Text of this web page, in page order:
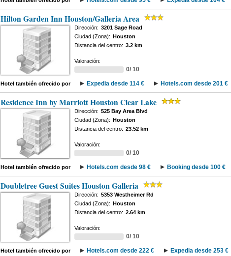
Hilton Garden Inn Houston/Galleria Area
Dirección: 3201 Sage Road
Ciudad (Zona): Houston
Distancia del centro: 3.2 km
Valoración:
0/ 10
Hotel también ofrecido por Expedia desde 114 € Hotels.com desde 201 €
Residence Inn by Marriott Houston Clear Lake
Dirección: 525 Bay Area Blvd
Ciudad (Zona): Houston
Distancia del centro: 23.52 km
Valoración:
0/ 10
Hotel también ofrecido por Hotels.com desde 98 € Booking desde 100 €
Doubletree Guest Suites Houston Galleria
Dirección: 5353 Westheimer Rd
Ciudad (Zona): Houston
Distancia del centro: 2.64 km
Valoración:
0/ 10
Hotel también ofrecido por Hotels.com desde 222 € Expedia desde 253 €